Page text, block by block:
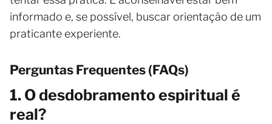
informado e, se possível, buscar orientação de um
praticante experiente.
Perguntas Frequentes (FAQs)
1. O desdobramento espiritual é
real?